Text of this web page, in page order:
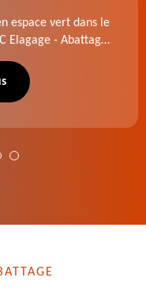
espace vert dans le
Elagage - Abattage
offert.